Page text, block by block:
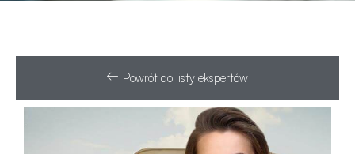
Powrót do listy ekspertów